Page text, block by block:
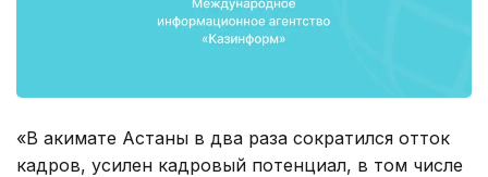
«В акимате Астаны в два раза сократился отток
кадров, усилен кадровый потенциал, в том числе